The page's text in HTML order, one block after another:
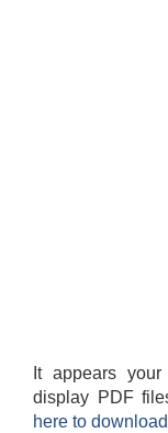
It appears
display PDF
here to